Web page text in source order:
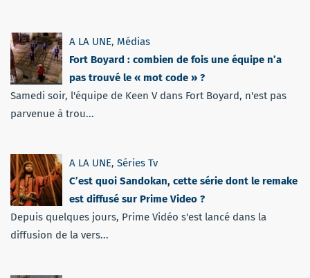
A LA UNE, Médias
Fort Boyard : combien de fois une équipe n’a
pas trouvé le « mot code » ?
Samedi soir, l'équipe de Keen V dans Fort Boyard, n'est pas
parvenue à trou...
A LA UNE, Séries Tv
C’est quoi Sandokan, cette série dont le remake
est diffusé sur Prime Video ?
Depuis quelques jours, Prime Vidéo s'est lancé dans la
diffusion de la vers...